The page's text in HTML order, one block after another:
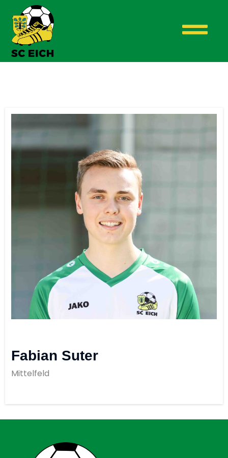
Fabian Suter
Mittelfeld